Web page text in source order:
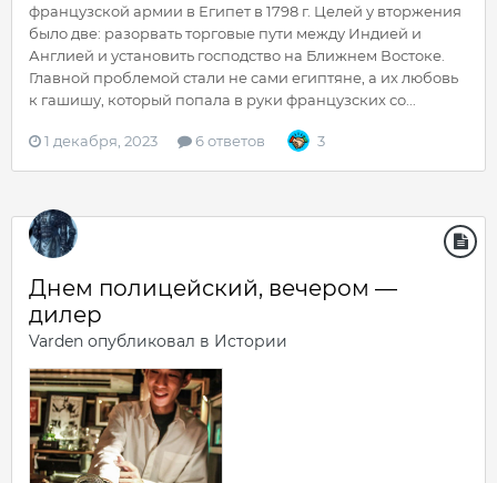
французской армии в Египет в 1798 г. Целей у вторжения
было две: разорвать торговые пути между Индией и
Англией и установить господство на Ближнем Востоке.
Главной проблемой стали не сами египтяне, а их любовь
к гашишу, который попала в руки французских со...
1 декабря, 2023 6 ответов 3
Днем полицейский, вечером —
дилер
Varden опубликовал в Истории